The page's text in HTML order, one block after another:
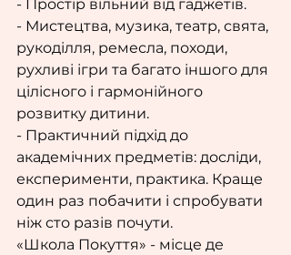
- Простір вільний від гаджетів.
- Мистецтва, музика, театр, свята,
рукоділля, ремесла, походи,
рухливі ігри та багато іншого для
цілісного і гармонійного
розвитку дитини.
- Практичний підхід до
академічних предметів: досліди,
експерименти, практика. Краще
один раз побачити і спробувати
ніж сто разів почути.
«Школа Покуття» - місце де